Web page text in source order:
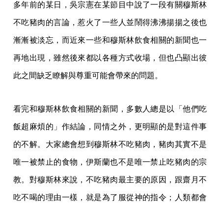
多年前的某日，吳宗憲在某節目中說了一段有關穆斯林
不吃豬肉的言論，惹火了一些人並鬧得沸沸揚揚之後也
漸漸被淡忘，而近來一些和穆斯林飲食相關的新聞也一
再地出現，雖然後來都以各種方式收場，但也凸顯出彼
此之間缺乏瞭解與尊重可能會帶來的問題。
看完和穆斯林飲食相關的新聞，多數人總是以「他們吃
飯超麻煩的」作結論，同情之外，更明顯的是對這件事
的不解。大家總會想到穆斯林不吃豬肉，豬肉其實不是
唯一被禁止的食物，伊斯蘭也不是唯一禁止吃豬肉的宗
教。對穆斯林來說，不吃豬肉最主要的原因，跟齋月不
吃不喝的理由一樣，就是為了服從神的指令；人類都會